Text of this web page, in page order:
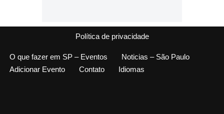
Política de privacidade
O que fazer em SP – Eventos
Noticias – São Paulo
Adicionar Evento
Contato Idiomas